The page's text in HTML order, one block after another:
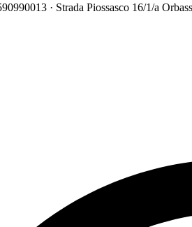
· Strada Piossasco 16/1/a